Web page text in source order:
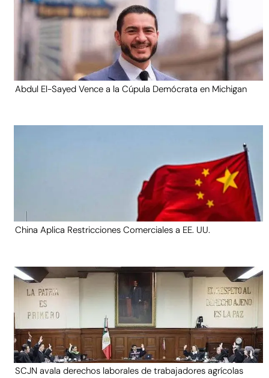
Abdul El-Sayed Vence a la Cúpula Demócrata en Michigan
China Aplica Restricciones Comerciales a EE. UU.
SCJN avala derechos laborales de trabajadores agrícolas